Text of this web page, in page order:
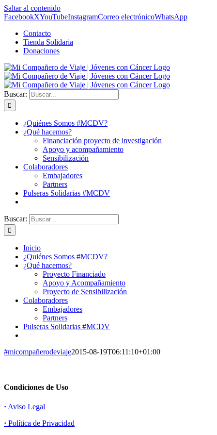
Saltar al contenido
FacebookXYouTubeInstagramCorreo electrónicoWhatsApp
Contacto
Tienda Solidaria
Donaciones
Buscar:
¿Quiénes Somos #MCDV?
¿Qué hacemos?
Financiación proyecto de investigación
Apoyo y acompañamiento
Sensibilización
Colaboradores
Embajadores
Partners
Pulseras Solidarias #MCDV
Buscar:
Inicio
¿Quiénes Somos #MCDV?
¿Qué hacemos?
Proyecto Financiado
Apoyo y Acompañamiento
Proyecto de Sensibilización
Colaboradores
Embajadores
Partners
Pulseras Solidarias #MCDV
#micompañerodeviaje2015-08-19T06:11:10+01:00
Condiciones de Uso
· Aviso Legal
· Política de Privacidad